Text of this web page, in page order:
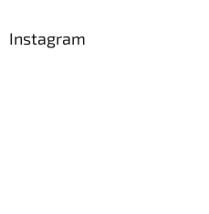
Instagram